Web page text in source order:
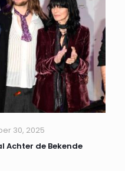
30, 2025
Achter de Bekende